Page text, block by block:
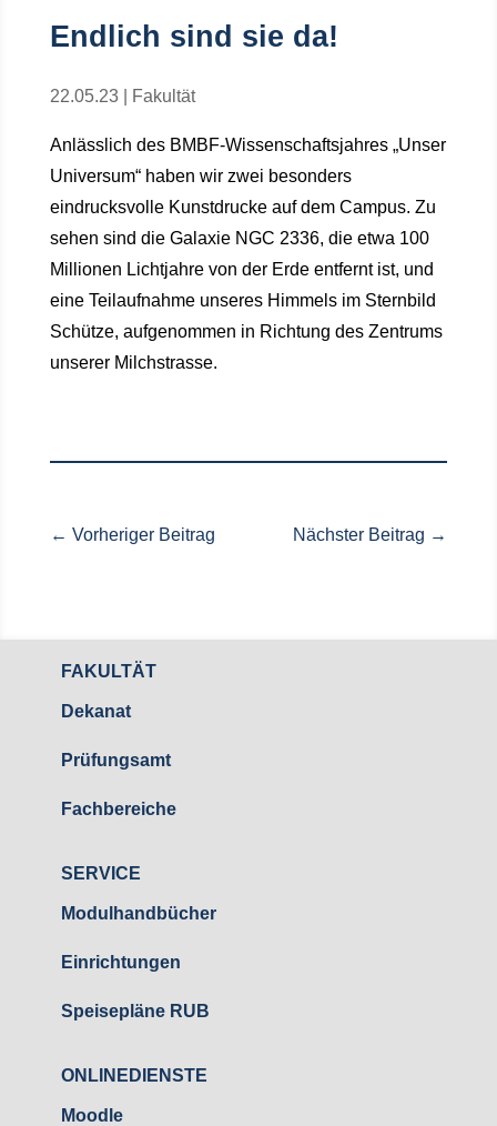
Endlich sind sie da!
22.05.23| Fakultät
Anlässlich des BMBF-Wissenschaftsjahres „Unser
Universum“ haben wir zwei besonders
eindrucksvolle Kunstdrucke auf dem Campus. Zu
sehen sind die Galaxie NGC 2336, die etwa 100
Millionen Lichtjahre von der Erde entfernt ist, und
eine Teilaufnahme unseres Himmels im Sternbild
Schütze, aufgenommen in Richtung des Zentrums
unserer Milchstrasse.
← Vorheriger Beitrag Nächster Beitrag →
FAKULTÄT
Dekanat
Prüfungsamt
Fachbereiche
SERVICE
Modulhandbücher
Einrichtungen
Speisepläne RUB
ONLINEDIENSTE
Moodle